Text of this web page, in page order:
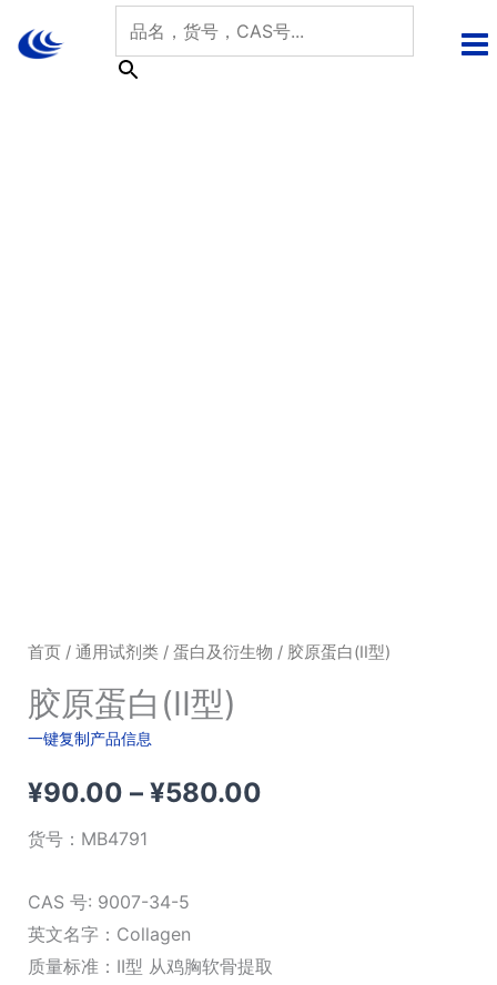
首页/ 通用试剂类/ 蛋白及衍生物 / 胶原蛋白(II型)
胶原蛋白(II型)
一键复制产品信息
¥90.00 – ¥580.00价
货号： MB4791
CAS 号: 9007-34-5
英文名字：Collagen
质量标准：II型 从鸡胸软骨提取